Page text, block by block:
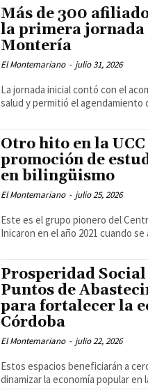
Más de 300
la primera jornada
Montería
El Montemariano - julio 31, 2026
La jornada inicial contó con el
salud y permitió el agendamiento
Otro hito en la
promoción de
en bilingüismo
El Montemariano - julio 25, 2026
Este es el grupo pionero del
Inicaron en el año 2021 cuando
Prosperidad
Puntos de
para fortalecer la
Córdoba
El Montemariano - julio 22, 2026
Estos espacios beneficiarán a
dinamizar la economía popular en